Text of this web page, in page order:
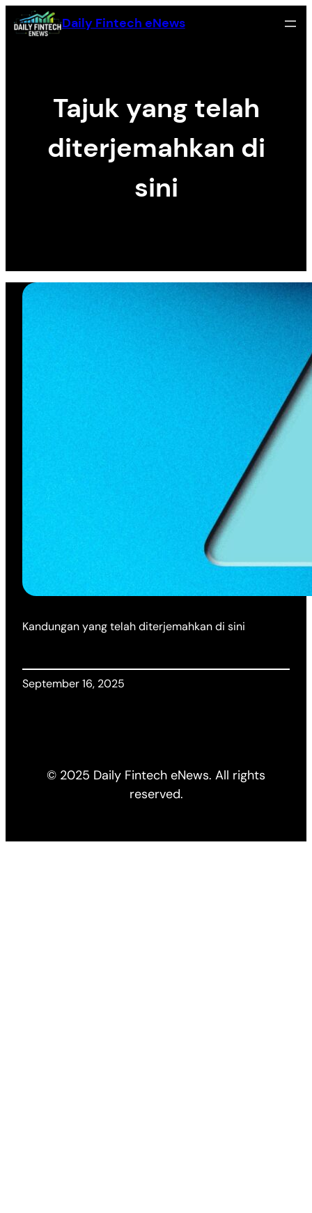
Skip
to
Daily Fintech eNews
Tajuk yang telah
diterjemahkan di
sini
Kandungan yang telah diterjemahkan di sini
September 16, 2025
© 2025 Daily Fintech eNews. All rights
reserved.